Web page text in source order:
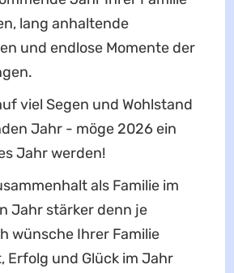
lang anhaltende
und endlose Momente der
viel Segen und Wohlstand
Jahr - möge 2026 ein
Jahr werden!
als Familie im
Jahr stärker denn je
wünsche Ihrer Familie
Erfolg und Glück im Jahr